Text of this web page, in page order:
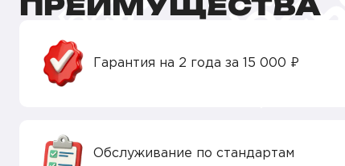
Гарантия на 2 года за 15 000 ₽
Обслуживание по стандартам